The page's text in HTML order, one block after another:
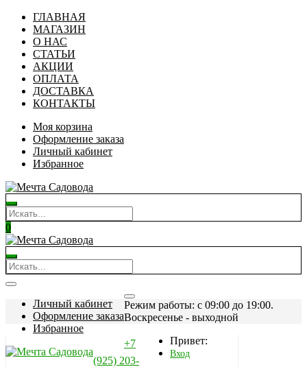
ГЛАВНАЯ
МАГАЗИН
О НАС
СТАТЬИ
АКЦИИ
ОПЛАТА
ДОСТАВКА
КОНТАКТЫ
Моя корзина
Оформление заказа
Личный кабинет
Избранное
0
Личный кабинет
Оформление заказа
Избранное
Режим работы: c 09:00 до 19:00.
Воскресенье - выходной
Привет:
Вход
+7
(925) 203-